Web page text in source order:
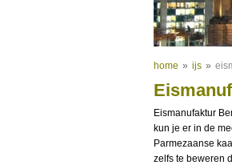
home » ijs »
Eismanufaktur
kun je er in de
Parmezaanse
zelfs te beweren